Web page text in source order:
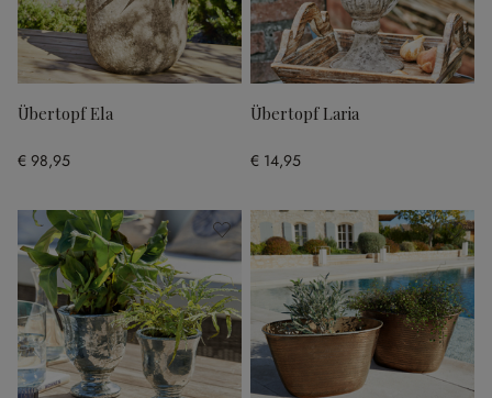
Übertopf Ela
€ 98,95
Übertopf Laria
€ 14,95